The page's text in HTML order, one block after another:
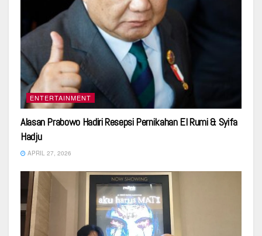
ENTERTAINMENT
Alasan Prabowo Hadiri Resepsi Pernikahan El Rumi & Syifa
Hadju
APRIL 27, 2026